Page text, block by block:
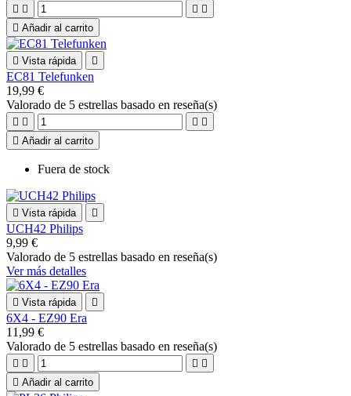
   
 Añadir al carrito
 Vista rápida 
EC81 Telefunken
19,99 €
Valorado de 5 estrellas basado en reseña(s)
   
 Añadir al carrito
Fuera de stock
 Vista rápida 
UCH42 Philips
9,99 €
Valorado de 5 estrellas basado en reseña(s)
Ver más detalles
 Vista rápida 
6X4 - EZ90 Era
11,99 €
Valorado de 5 estrellas basado en reseña(s)
   
 Añadir al carrito